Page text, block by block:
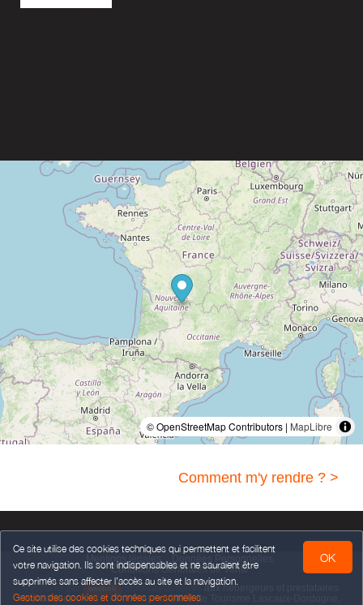
Ce site utilise des cookies techniques qui permettent et facilitent
votre navigation. Ils sont indispensables et ne sauraient être
supprimés sans affecter l’accès au site et la navigation.
Gestion des cookies et données personnelles
OK
© OpenStreetMap Contributors | MapLibre
Comment m'y rendre ? >
Mentions légales
Données Personnelles
Conditions Générales de Vente
Propulsé par
weebnb ,services destinésaux hébergeurs et prestataires
touristiques,en partenariat avecOffice de Tourisme Lascaux-Dordogne,